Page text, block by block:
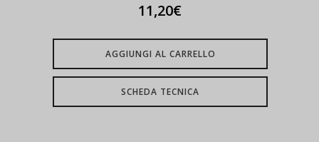
11,20€
AGGIUNGI AL CARRELLO
SCHEDA TECNICA